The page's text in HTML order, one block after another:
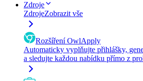
Zdroje
ZdrojeZobrazit vše
Rozšíření OwlApply
Automaticky vyplňujte přihlášky,
a sledujte každou nabídku přímo z